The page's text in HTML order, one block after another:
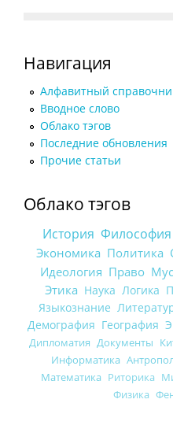
Навигация
Алфавитный
Вводное слово
Облако тэгов
Последние обновления
Прочие статьи
Облако тэгов
История Философия
Экономика Политика
Идеология Право
Этика Наука Логика
Языкознание
Демография География
Дипломатия Документы
Информатика
Математика Риторика
Физика